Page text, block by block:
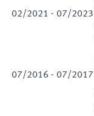
02/2021 - 07/2023
07/2016 - 07/2017